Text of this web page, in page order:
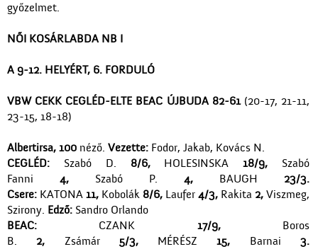
győzelmet.
NŐI KOSÁRLABDA NB I
A 9-12. HELYÉRT, 6. FORDULÓ
VBW CEKK CEGLÉD-ELTE BEAC ÚJBUDA 82-61 (20-17, 21-11,
23-15, 18-18)
Albertirsa, 100 néző. Vezette: Fodor, Jakab, Kovács N.
CEGLÉD: Szabó D. 8/6,HOLESINSKA18/9, Szabó
Fanni 4, Szabó P. 4, BAUGH 23/3.
Csere: KATONA 11, Kobolák 8/6, Laufer 4/3, Rakita 2, Viszmeg,
Szirony. Edző: Sandro Orlando
BEAC: CZANK 17/9,Boros
B.2, Zsámár 5/3,MÉRÉSZ15, Barnai3.